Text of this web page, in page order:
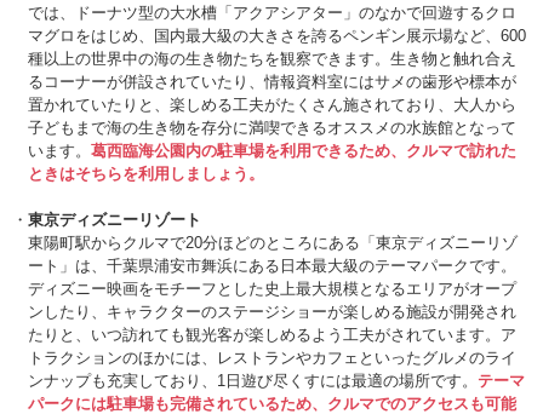
では、ドーナツ型の大水槽「アクアシアター」のなかで回遊するクロ
マグロをはじめ、国内最大級の大きさを誇るペンギン展示場など、600
種以上の世界中の海の生き物たちを観察できます。生き物と触れ合え
るコーナーが併設されていたり、情報資料室にはサメの歯形や標本が
置かれていたりと、楽しめる工夫がたくさん施されており、大人から
子どもまで海の生き物を存分に満喫できるオススメの水族館となって
います。 葛西臨海公園内の駐車場を利用できるため、クルマで訪れた
ときはそちらを利用しましょう。
東京ディズニーリゾート
東陽町駅からクルマで20分ほどのところにある「東京ディズニーリゾ
ート」は、千葉県浦安市舞浜にある日本最大級のテーマパークです。
ディズニー映画をモチーフとした史上最大規模となるエリアがオープ
ンしたり、キャラクターのステージショーが楽しめる施設が開発され
たりと、いつ訪れても観光客が楽しめるよう工夫がされています。ア
トラクションのほかには、レストランやカフェといったグルメのライ
ンナップも充実しており、1日遊び尽くすには最適の場所です。 テーマ
パークには駐車場も完備されているため、クルマでのアクセスも可能